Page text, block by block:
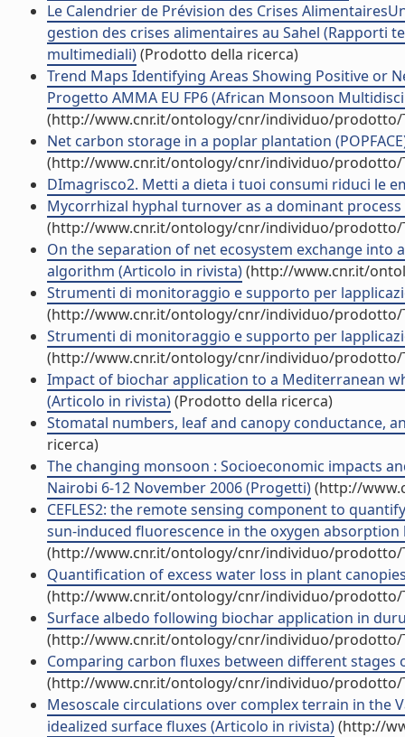
Le Calendrier de Prévision des Crises
gestion des crises alimentaires au Sahel (Rapporti
multimediali)(Prodotto della ricerca)
Trend Maps Identifying Areas Showing Positive or
Progetto AMMA EU FP6 (African Monsoon
(http://www.cnr.it/ontology/cnr/individuo/prodotto/
Net carbon storage in a poplar plantation
(http://www.cnr.it/ontology/cnr/individuo/prodotto/
DImagrisco2. Metti a dieta i tuoi consumi riduci le
Mycorrhizal hyphal turnover as a dominant
(http://www.cnr.it/ontology/cnr/individuo/prodotto/
On the separation of net ecosystem exchange
algorithm (Articolo in rivista)(http://www.cnr.it/
Strumenti di monitoraggio e supporto per
(http://www.cnr.it/ontology/cnr/individuo/prodotto/
Strumenti di monitoraggio e supporto per
(http://www.cnr.it/ontology/cnr/individuo/prodotto/
Impact of biochar application to a Mediterranean
(Articolo in rivista)(Prodotto della ricerca)
Stomatal numbers, leaf and canopy conductance,
ricerca)
The changing monsoon : Socioeconomic impacts
Nairobi 6-12 November 2006 (Progetti)(http://
CEFLES2: the remote sensing component to
sun-induced fluorescence in the oxygen
(http://www.cnr.it/ontology/cnr/individuo/prodotto/
Quantification of excess water loss in plant
(http://www.cnr.it/ontology/cnr/individuo/prodotto/
Surface albedo following biochar application in
(http://www.cnr.it/ontology/cnr/individuo/prodotto/
Comparing carbon fluxes between different
(http://www.cnr.it/ontology/cnr/individuo/prodotto/
Mesoscale circulations over complex terrain in the
idealized surface fluxes (Articolo in rivista)(http://